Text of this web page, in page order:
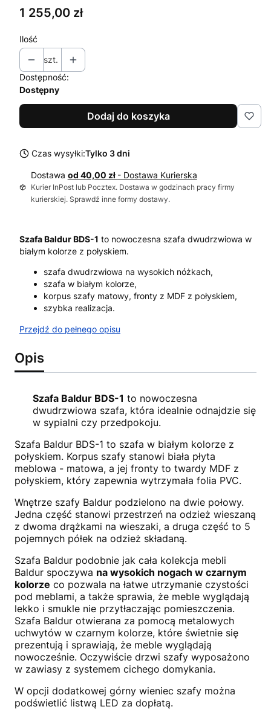
Cena
1 255,00 zł
Ilość
szt.
Dostępność:
Dostępny
Dodaj do koszyka
Czas wysyłki:Tylko 3 dni
Dostawa od 40,00 zł - Dostawa Kurierska
Kurier InPost lub Pocztex. Dostawa w godzinach pracy firmy
kurierskiej. Sprawdź inne formy dostawy.
Szafa Baldur BDS-1 to nowoczesna szafa dwudrzwiowa w
białym kolorze z połyskiem.
szafa dwudrzwiowa na wysokich nóżkach,
szafa w białym kolorze,
korpus szafy matowy, fronty z MDF z połyskiem,
szybka realizacja.
Przejdź do pełnego opisu
Opis
Szafa Baldur BDS-1 to nowoczesna
dwudrzwiowa szafa, która idealnie odnajdzie się
w sypialni czy przedpokoju.
Szafa Baldur BDS-1 to szafa w białym kolorze z
połyskiem. Korpus szafy stanowi biała płyta
meblowa - matowa, a jej fronty to twardy MDF z
połyskiem, który zapewnia wytrzymała folia PVC.
Wnętrze szafy Baldur podzielono na dwie połowy.
Jedna część stanowi przestrzeń na odzież wieszaną
z dwoma drążkami na wieszaki, a druga część to 5
pojemnych półek na odzież składaną.
Szafa Baldur podobnie jak cała kolekcja mebli
Baldur spoczywa na wysokich nogach w czarnym
kolorze co pozwala na łatwe utrzymanie czystości
pod meblami, a także sprawia, że meble wyglądają
lekko i smukle nie przytłaczając pomieszczenia.
Szafa Baldur otwierana za pomocą metalowych
uchwytów w czarnym kolorze, które świetnie się
prezentują i sprawiają, że meble wyglądają
nowocześnie. Oczywiście drzwi szafy wyposażono
w zawiasy z systemem cichego domykania.
W opcji dodatkowej górny wieniec szafy można
podświetlić listwą LED za dopłatą.